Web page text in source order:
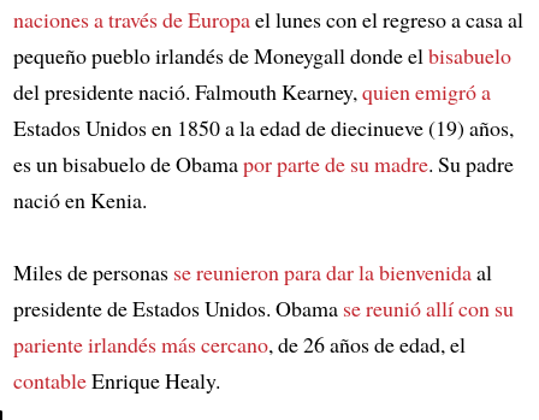
naciones a través de Europael lunes con el regreso a casa al
pequeño pueblo irlandés de Moneygall donde elbisabuelo
del presidente nació. Falmouth Kearney,quien emigró a
Estados Unidos en 1850 a la edad de diecinueve (19) años,
es un bisabuelo de Obamapor parte de su madre. Su padre
nació en Kenia.
Miles de personas se reunieron para dar la bienvenidaal
presidente de Estados Unidos. Obama se reunió allí con su
pariente irlandés más cercano, de 26 años de edad, el
contableEnrique Healy.